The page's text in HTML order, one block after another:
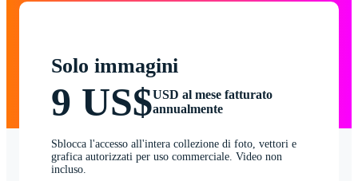
Solo immagini
9 US$USD al mese fatturato
annualmente
Sblocca l'accesso all'intera collezione di foto, vettori e
grafica autorizzati per uso commerciale. Video non
incluso.